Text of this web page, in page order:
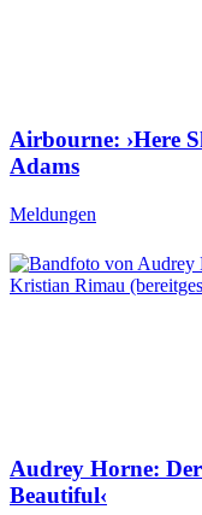
Airbourne: ›Here
Adams
Meldungen
Audrey Horne:
Beautiful‹